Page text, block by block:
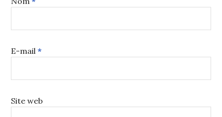
E-mail*
Site web